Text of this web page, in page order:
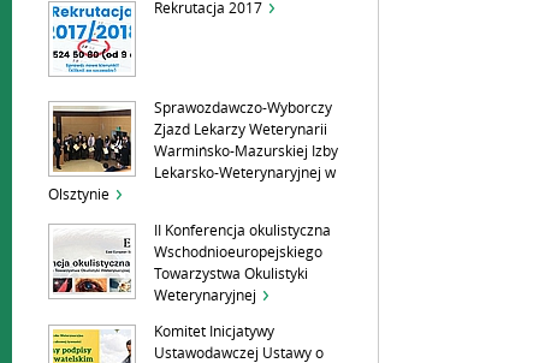
Rekrutacja 2017
Sprawozdawczo-Wyborczy
Zjazd Lekarzy Weterynarii
Warmińsko-Mazurskiej Izby
Lekarsko-Weterynaryjnej w
Olsztynie
II Konferencja okulistyczna
Wschodnioeuropejskiego
Towarzystwa Okulistyki
Weterynaryjnej
Komitet Inicjatywy
Ustawodawczej Ustawy o